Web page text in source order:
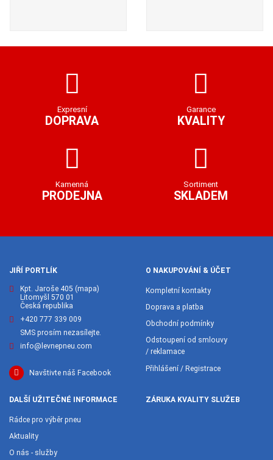
Expresní
DOPRAVA
Garance
KVALITY
Kamenná
PRODEJNA
Sortiment
SKLADEM
JIŘÍ PORTLÍK
Kpt. Jaroše 405 (mapa)
Litomyšl 570 01
Česká republika
+420 777 339 009
SMS prosím nezasílejte.
info@levnepneu.com
Navštivte náš Facebook
O NAKUPOVÁNÍ & ÚČET
Kompletní kontakty
Doprava a platba
Obchodní podmínky
Odstoupení od smlouvy
/ reklamace
Přihlášení / Registrace
DALŠÍ UŽITEČNÉ INFORMACE
Rádce pro výběr pneu
Aktuality
O nás - služby
ZÁRUKA KVALITY SLUŽEB